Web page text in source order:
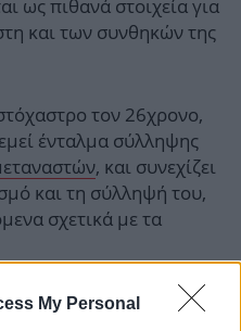
My Personal
ως πιθανά στοιχεία για
και των συνθηκών της
τον 26χρονο,
ένταλμα σύλληψης
, και συνεχίζει
και τη σύλληψή του,
σχετικά με τα